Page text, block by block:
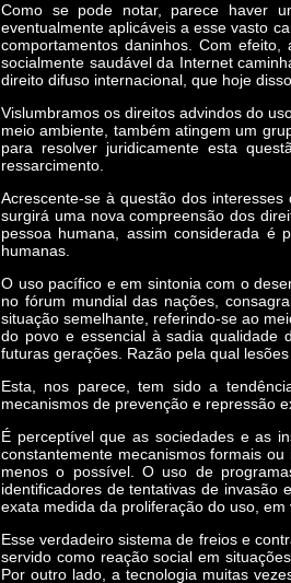
Como se pode notar, parece haver
eventualmente aplicáveis a esse vasto
comportamentos daninhos. Com
socialmente saudável da Internet
direito difuso internacional, que hoje
Vislumbramos os direitos advindos do
meio ambiente, também atingem um
para resolver juridicamente esta
ressarcimento.
Acrescente-se à questão dos
surgirá uma nova compreensão dos
pessoa humana, assim considerada é
humanas.
O uso pacífico e em sintonia com o
no fórum mundial das nações,
situação semelhante, referindo-se ao
do povo e essencial à sadia qualidade
futuras gerações. Razão pela qual
Esta, nos parece, tem sido a
mecanismos de prevenção e repressão
É perceptível que as sociedades e as
constantemente mecanismos formais
menos o possível. O uso de
identificadores de tentativas de invasão
exata medida da proliferação do uso,
Esse verdadeiro sistema de freios e
servido como reação social em
Por outro lado, a tecnologia muitas